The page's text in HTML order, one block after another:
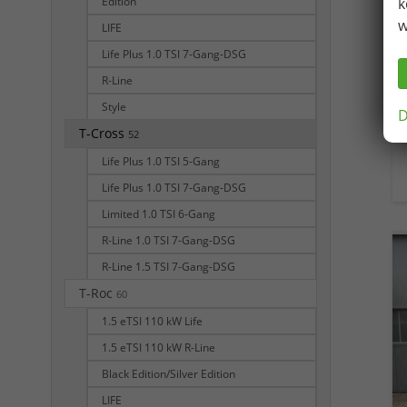
LIFE
Life Plus 1.0 TSI 7-Gang-DSG
R-Line
Style
T-Cross 52
Life Plus 1.0 TSI 5-Gang
Life Plus 1.0 TSI 7-Gang-DSG
Limited 1.0 TSI 6-Gang
R-Line 1.0 TSI 7-Gang-DSG
R-Line 1.5 TSI 7-Gang-DSG
T-Roc 60
1.5 eTSI 110 kW Life
1.5 eTSI 110 kW R-Line
Black Edition/Silver Edition
LIFE